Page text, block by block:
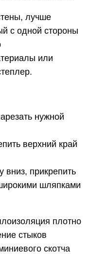
лучше
с одной стороны
или
нужной
верхний край
прикрепить
шляпками
плотно
стыков
скотча